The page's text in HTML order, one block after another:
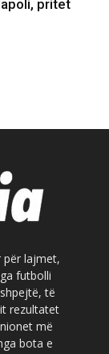
pritet
për lajmet,
futbolli
të
rezultatet
më
bota e